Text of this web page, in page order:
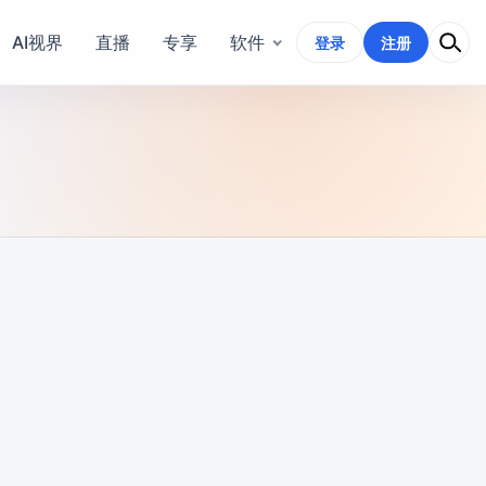
AI视界 直播 专享 软件 登录 注册